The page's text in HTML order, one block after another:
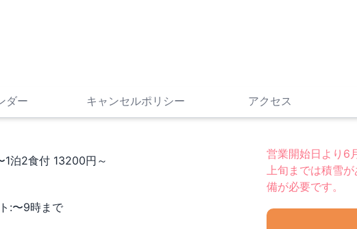
ダー キャンセルポリシー アクセス
1泊2食付 13200円～
:〜9時まで
営業開始日より6
上旬までは積雪
備が必要です。